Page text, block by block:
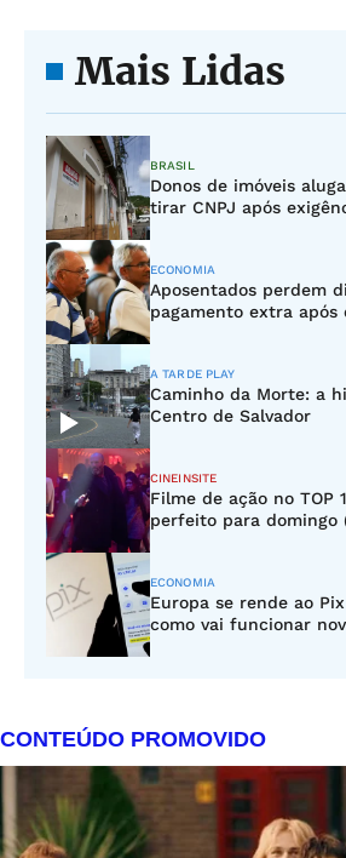
Mais Lidas
BRASIL
Donos de imóveis
tirar CNPJ após
ECONOMIA
Aposentados perdem
pagamento extra após
A TARDE PLAY
Caminho da Morte: a
Centro de Salvador
CINEINSITE
Filme de ação no TOP
perfeito para domingo
ECONOMIA
Europa se rende ao
como vai funcionar